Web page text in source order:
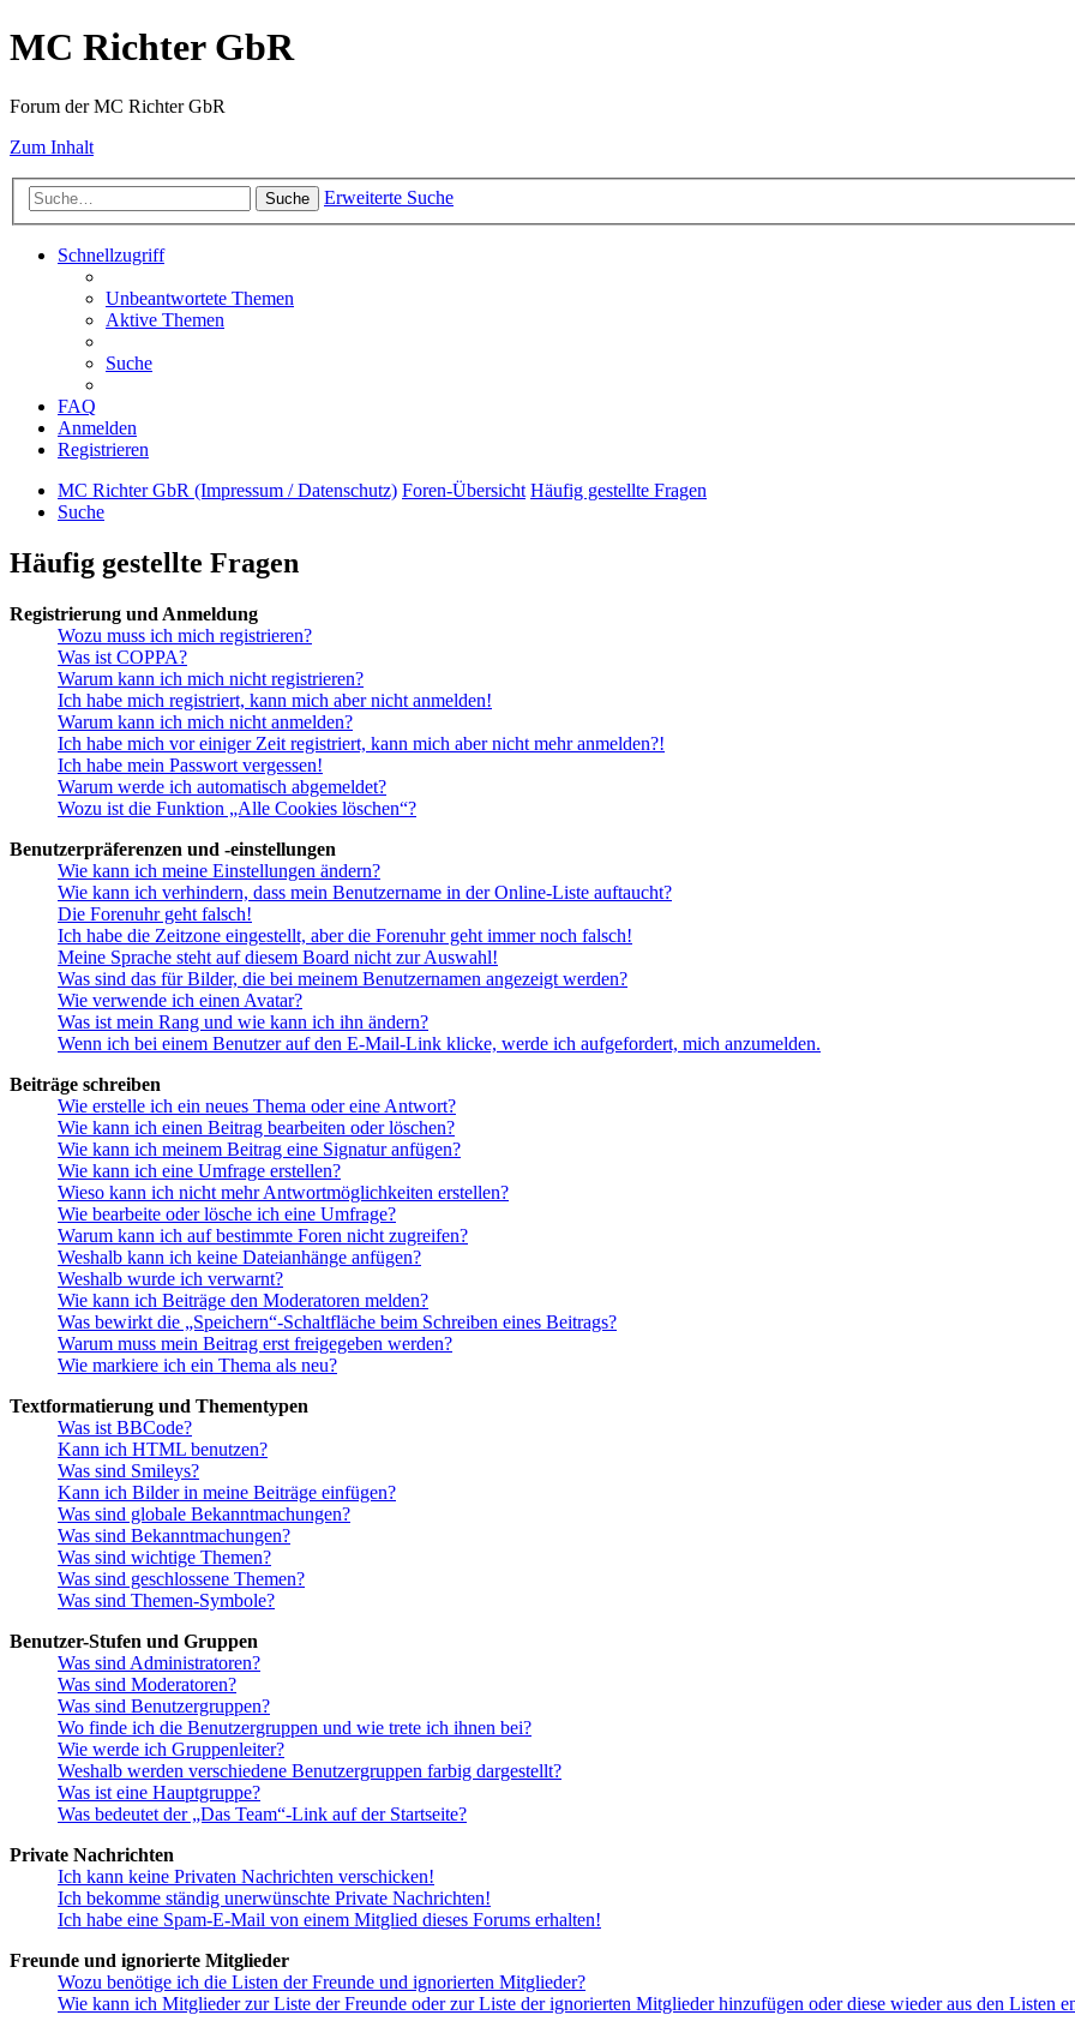
MC Richter GbR
Forum der MC Richter GbR
Zum Inhalt
Suche Erweiterte Suche
Schnellzugriff
Unbeantwortete Themen
Aktive Themen
Suche
FAQ
Anmelden
Registrieren
MC Richter GbR (Impressum / Datenschutz) Foren-Übersicht Häufig gestellte Fragen
Suche
Häufig gestellte Fragen
Registrierung und Anmeldung
Wozu muss ich mich registrieren?
Was ist COPPA?
Warum kann ich mich nicht registrieren?
Ich habe mich registriert, kann mich aber nicht anmelden!
Warum kann ich mich nicht anmelden?
Ich habe mich vor einiger Zeit registriert, kann mich aber nicht mehr anmelden?!
Ich habe mein Passwort vergessen!
Warum werde ich automatisch abgemeldet?
Wozu ist die Funktion „Alle Cookies löschen“?
Benutzerpräferenzen und -einstellungen
Wie kann ich meine Einstellungen ändern?
Wie kann ich verhindern, dass mein Benutzername in der Online-Liste auftaucht?
Die Forenuhr geht falsch!
Ich habe die Zeitzone eingestellt, aber die Forenuhr geht immer noch falsch!
Meine Sprache steht auf diesem Board nicht zur Auswahl!
Was sind das für Bilder, die bei meinem Benutzernamen angezeigt werden?
Wie verwende ich einen Avatar?
Was ist mein Rang und wie kann ich ihn ändern?
Wenn ich bei einem Benutzer auf den E-Mail-Link klicke, werde ich aufgefordert, mich anzumelden.
Beiträge schreiben
Wie erstelle ich ein neues Thema oder eine Antwort?
Wie kann ich einen Beitrag bearbeiten oder löschen?
Wie kann ich meinem Beitrag eine Signatur anfügen?
Wie kann ich eine Umfrage erstellen?
Wieso kann ich nicht mehr Antwortmöglichkeiten erstellen?
Wie bearbeite oder lösche ich eine Umfrage?
Warum kann ich auf bestimmte Foren nicht zugreifen?
Weshalb kann ich keine Dateianhänge anfügen?
Weshalb wurde ich verwarnt?
Wie kann ich Beiträge den Moderatoren melden?
Was bewirkt die „Speichern“-Schaltfläche beim Schreiben eines Beitrags?
Warum muss mein Beitrag erst freigegeben werden?
Wie markiere ich ein Thema als neu?
Textformatierung und Thementypen
Was ist BBCode?
Kann ich HTML benutzen?
Was sind Smileys?
Kann ich Bilder in meine Beiträge einfügen?
Was sind globale Bekanntmachungen?
Was sind Bekanntmachungen?
Was sind wichtige Themen?
Was sind geschlossene Themen?
Was sind Themen-Symbole?
Benutzer-Stufen und Gruppen
Was sind Administratoren?
Was sind Moderatoren?
Was sind Benutzergruppen?
Wo finde ich die Benutzergruppen und wie trete ich ihnen bei?
Wie werde ich Gruppenleiter?
Weshalb werden verschiedene Benutzergruppen farbig dargestellt?
Was ist eine Hauptgruppe?
Was bedeutet der „Das Team“-Link auf der Startseite?
Private Nachrichten
Ich kann keine Privaten Nachrichten verschicken!
Ich bekomme ständig unerwünschte Private Nachrichten!
Ich habe eine Spam-E-Mail von einem Mitglied dieses Forums erhalten!
Freunde und ignorierte Mitglieder
Wozu benötige ich die Listen der Freunde und ignorierten Mitglieder?
Wie kann ich Mitglieder zur Liste der Freunde oder zur Liste der ignorierten Mitglieder hinzufügen oder diese wieder aus den Listen